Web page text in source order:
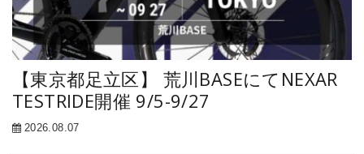
【東京都足立区】 荒川BASEにてNEXAR
TESTRIDE開催 9/5-9/27
2026.08.07